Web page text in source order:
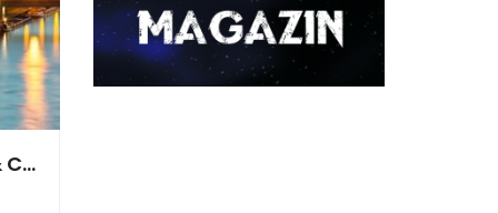
DSF Beteiligungsgesellschaft mbH & Co. Castor oHG